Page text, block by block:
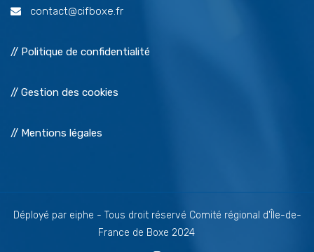
contact@cifboxe.fr
// Politique de confidentialité
// Gestion des cookies
// Mentions légales
Déployé par eiphe - Tous droit réservé Comité régional d'Île-de-
France de Boxe 2024